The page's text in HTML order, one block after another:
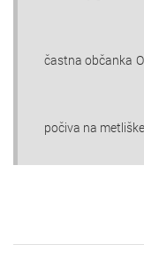
častna občanka
počiva na